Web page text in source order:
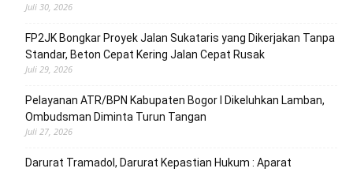
Juli 30, 2026
FP2JK Bongkar Proyek Jalan Sukataris yang Dikerjakan Tanpa
Standar, Beton Cepat Kering Jalan Cepat Rusak
Juli 29, 2026
Pelayanan ATR/BPN Kabupaten Bogor I Dikeluhkan Lamban,
Ombudsman Diminta Turun Tangan
Juli 27, 2026
Darurat Tramadol, Darurat Kepastian Hukum : Aparat